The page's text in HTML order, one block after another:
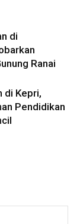
di
Ranai
di Kepri,
Pendidikan